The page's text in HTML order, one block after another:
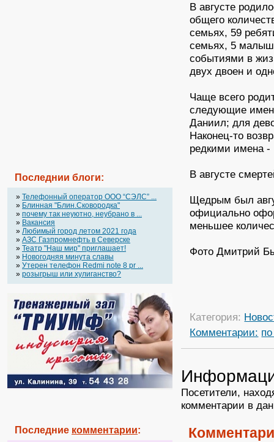
Последнии блоги:
» Телефонный оператор OOO “СЭЛС” ...
» Блинная "Блин.Сковородка"
» почему так неуютно, неубрано в ...
» Вакансия
» Любимый город летом 2021 года
» АЗС Газпромнефть в Северске
» Театр "Наш мир" приглашает!
» Новогодняя минута славы
» Утерен телефон Redmi note 8 pr ...
» розыгрыш или хулиганство?
Последние комментарии:
В августе
общего
семьях, 59
семьях, 5
событиями в
двух двоен и
Чаще всего
следующие
Даниил; для
Наконец-то
редкими имена -
В августе
Щедрым был
официально
меньшее
Фото Дмитрий
Категория:
Комментарии:
Посетители,
комментарии в